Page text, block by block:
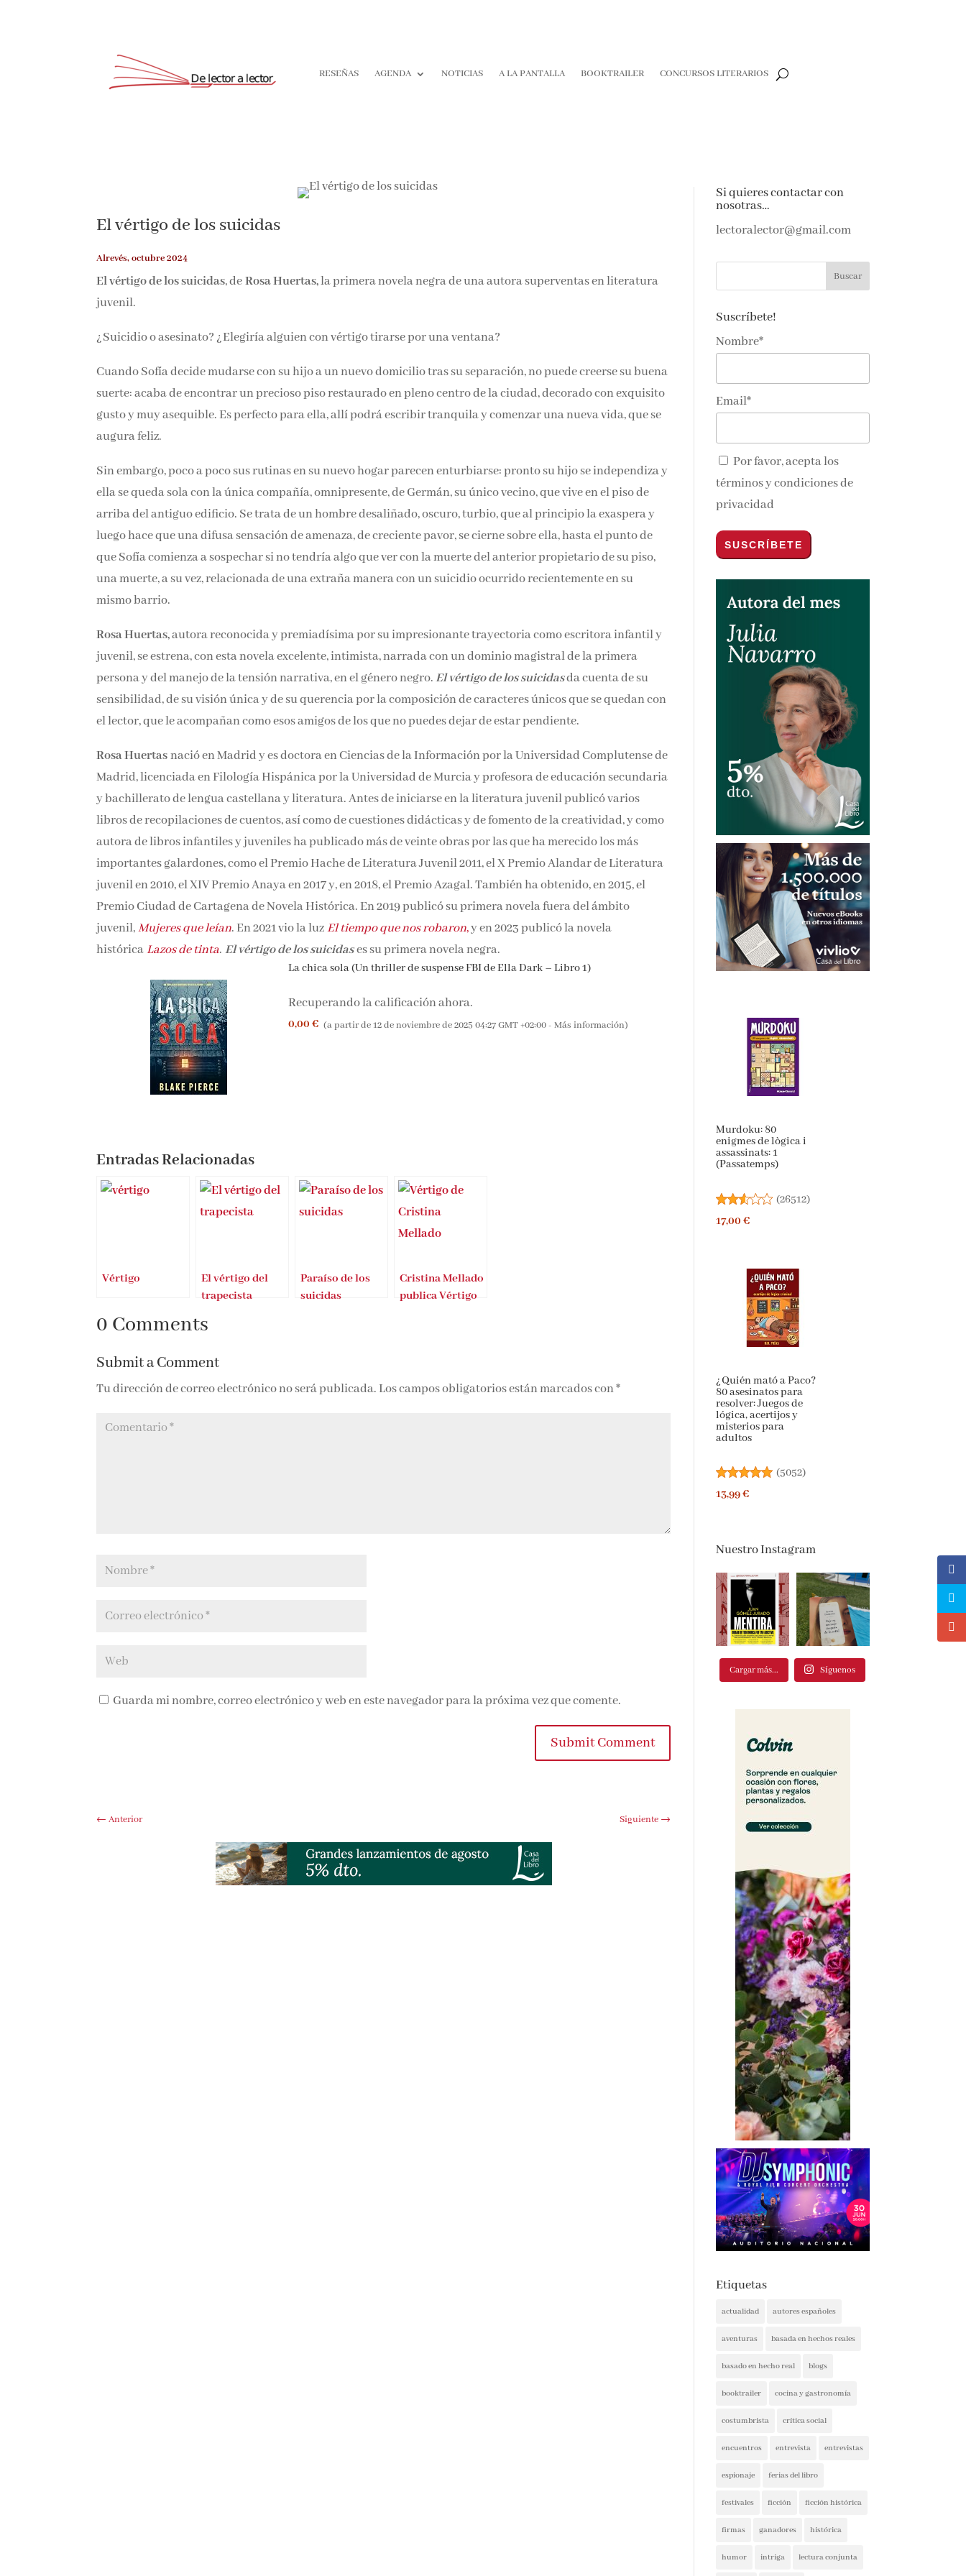
RESEÑAS AGENDA NOTICIAS A LA PANTALLA BOOKTRAILER CONCURSOS LITERARIOS
El vértigo de los suicidas
Alrevés, octubre 2024
El vértigo de los suicidas, deRosa Huertas,la primera novela negra de una autora superventas en literatura
juvenil.
¿Suicidio o asesinato? ¿Elegiría alguien con vértigo tirarse por una ventana?
Cuando Sofía decide mudarse con su hijo a un nuevo domicilio tras su separación, no puede creerse su
buena suerte: acaba de encontrar un precioso piso restaurado en pleno centro de la ciudad, decorado con
exquisito gusto y muy asequible. Es perfecto para ella, allí podrá escribir tranquila y comenzar una nueva
vida, que se augura feliz.
Sin embargo, poco a poco sus rutinas en su nuevo hogar parecen enturbiarse: pronto su hijo se independiza
y ella se queda sola con la única compañía, omnipresente, de Germán, su único vecino, que vive en el piso de
arriba del antiguo edificio. Se trata de un hombre desaliñado, oscuro, turbio, que al principio la exaspera y
luego hace que una difusa sensación de amenaza, de creciente pavor, se cierne sobre ella, hasta el punto de
que Sofía comienza a sospechar si no tendría algo que ver con la muerte del anterior propietario de su piso,
una muerte, a su vez, relacionada de una extraña manera con un suicidio ocurrido recientemente en su
mismo barrio.
Rosa Huertas,autora reconocida y premiadísima por su impresionante trayectoria como escritora infantil y
juvenil, se estrena, con esta novela excelente, intimista, narrada con un dominio magistral de la primera
persona y del manejo de la tensión narrativa, en el género negro.El vértigo de los suicidasda cuenta de su
sensibilidad, de su visión única y de su querencia por la composición de caracteres únicos que se quedan
con el lector, que le acompañan como esos amigos de los que no puedes dejar de estar pendiente.
Rosa Huertasnació en Madrid y es doctora en Ciencias de la Información por la Universidad Complutense
de Madrid, licenciada en Filología Hispánica por la Universidad de Murcia y profesora de educación
secundaria y bachillerato de lengua castellana y literatura. Antes de iniciarse en la literatura juvenil
publicó varios libros de recopilaciones de cuentos, así como de cuestiones didácticas y de fomento de la
creatividad, y como autora de libros infantiles y juveniles ha publicado más de veinte obras por las que ha
merecido los más importantes galardones, como el Premio Hache de Literatura Juvenil 2011, el X Premio
Alandar de Literatura juvenil en 2010, el XIV Premio Anaya en 2017 y, en 2018, el Premio Azagal. También ha
obtenido, en 2015, el Premio Ciudad de Cartagena de Novela Histórica. En 2019 publicó su primera novela
fuera del ámbito juvenil,Mujeres que leían. En 2021 vio la luzEl tiempo que nos robaron,y en 2023 publicó la
novela históricaLazos de tinta.El vértigo de los suicidases su primera novela negra.
La chica sola (Un thriller de suspense FBI de Ella Dark – Libro 1)
Recuperando la calificación ahora.
0,00 € (a partir de 12 de noviembre de 2025 04:27 GMT +02:00 -Más información)
Entradas Relacionadas
Vértigo
El vértigo del
trapecista
Paraíso de los
suicidas
Cristina Mellado
publica Vértigo
0 Comments
Submit a Comment
Tu dirección de correo electrónico no será publicada.Los campos obligatorios están marcados con*
Guarda mi nombre, correo electrónico y web en este navegador para la próxima vez que comente.
Submit Comment
← Anterior Siguiente→
Si quieres contactar con
nosotras…
lectoralector@gmail.com
Suscríbete!
Nombre*
Email*
Por favor, acepta los
términos y condiciones de
privacidad
Murdoku: 80
enigmes de lògica i
assassinats: 1
(Passatemps)
¿Quién mató a
Paco? 80 asesinatos
para resolver: Juegos
de lógica, acertijos y
misterios para
adultos
5052
Nuestro Instagram
Cargar más... Síguenos
Nombre*
Por favor, acepta los
términos y
condiciones de privacidad